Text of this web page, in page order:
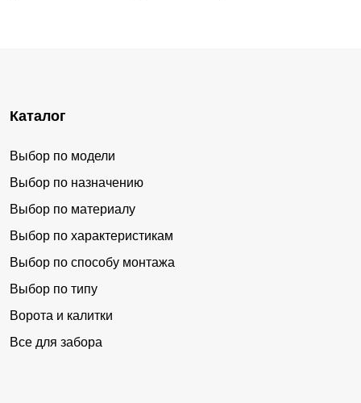
Каталог
Выбор по модели
Выбор по назначению
Выбор по материалу
Выбор по характеристикам
Выбор по способу монтажа
Выбор по типу
Ворота и калитки
Все для забора